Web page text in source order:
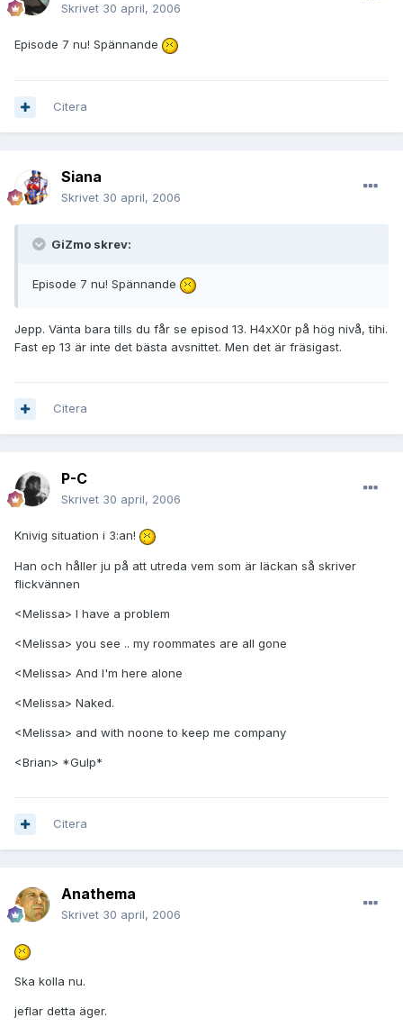
Skrivet 30 april, 2006
Episode 7 nu! Spännande
Citera
Siana
Skrivet 30 april, 2006
GiZmo skrev:
Episode 7 nu! Spännande
Jepp. Vänta bara tills du får se episod 13. H4xX0r på hög nivå, tihi.
Fast ep 13 är inte det bästa avsnittet. Men det är fräsigast.
Citera
P-C
Skrivet 30 april, 2006
Knivig situation i 3:an!
Han och håller ju på att utreda vem som är läckan så skriver
flickvännen
<Melissa> I have a problem
<Melissa> you see .. my roommates are all gone
<Melissa> And I'm here alone
<Melissa> Naked.
<Melissa> and with noone to keep me company
<Brian> *Gulp*
Citera
Anathema
Skrivet 30 april, 2006
Ska kolla nu.
jeflar detta äger.